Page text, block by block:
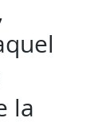
la